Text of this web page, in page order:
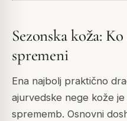
Sezonska koža:
spremeni
Ena najbolj praktično
ajurvedske nege kože
sprememb. Osnovni